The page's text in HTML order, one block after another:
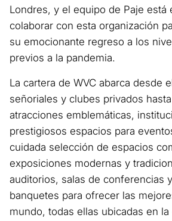
Londres, y el equipo de Paje está
colaborar con esta organización
su emocionante regreso a los
previos a la pandemia.
La cartera de WVC abarca desde
señoriales y clubes privados
atracciones emblemáticas,
prestigiosos espacios para
cuidada selección de espacios
exposiciones modernas y
auditorios, salas de conferencias
banquetes para ofrecer las
mundo, todas ellas ubicadas en